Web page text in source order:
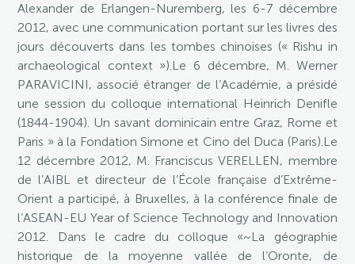
Alexander de Erlangen-Nuremberg, les 6-7 décembre
2012, avec une communication portant sur les livres des
jours découverts dans les tombes chinoises (« Rishu in
archaeological context »).Le 6 décembre, M. Werner
PARAVICINI, associé étranger de l’Académie, a présidé
une session du colloque international Heinrich Denifle
(1844-1904). Un savant dominicain entre Graz, Rome et
Paris » à la Fondation Simone et Cino del Duca (Paris).Le
12 décembre 2012, M. Franciscus VERELLEN, membre
de l’AIBL et directeur de l’École française d’Extrême-
Orient a participé, à Bruxelles, à la conférence finale de
l’ASEAN-EU Year of Science Technology and Innovation
2012. Dans le cadre du colloque «~La géographie
historique de la moyenne vallée de l’Oronte, de